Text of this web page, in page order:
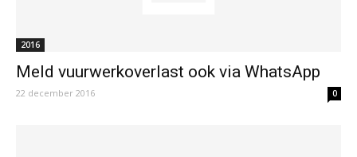
2016
Meld vuurwerkoverlast ook via WhatsApp
22 december 2016 0